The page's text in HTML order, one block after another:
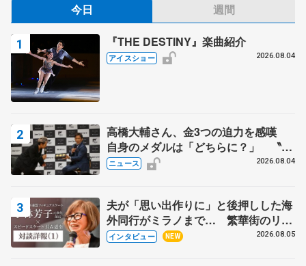
今日 週間
『THE DESTINY』楽曲紹介
アイスショー 2026.08.04
高橋大輔さん、金3つの迫力を感嘆
自身のメダルは「どちらに？」 〝リ
ス兄弟〟オリンピック3連覇の野村忠
ニュース 2026.08.04
夫が「思い出作りに」と後押しした海
外同行がミラノまで… 繁華街のリン
クでは不良のお兄さんも味方に 小林
インタビュー NEW 2026.08.05